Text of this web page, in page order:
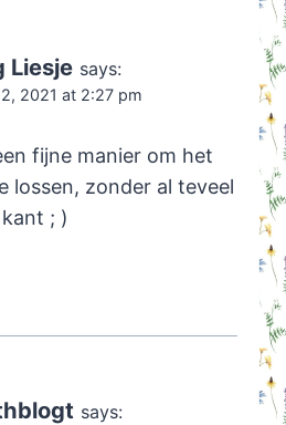
Liesje says:
2021 at 2:27 pm
fijne manier om het
lossen, zonder al teveel
; )
says: